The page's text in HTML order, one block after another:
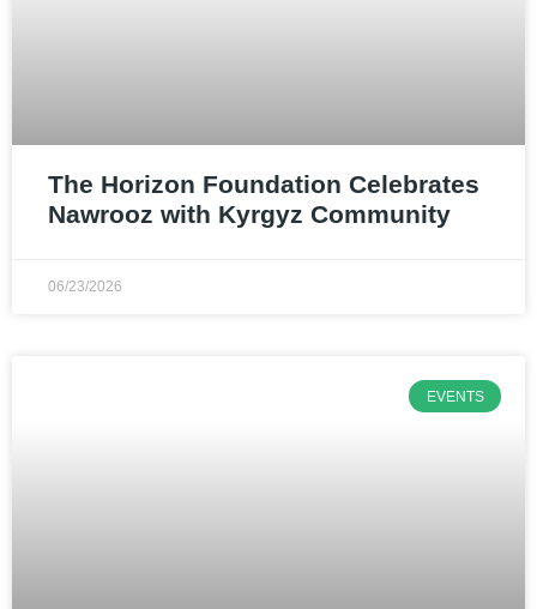
The Horizon Foundation Celebrates
Nawrooz with Kyrgyz Community
06/23/2026
EVENTS